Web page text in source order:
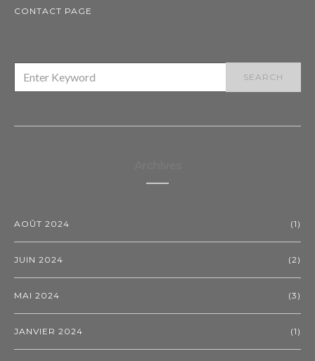
CONTACT PAGE
FOR:
SEARCH
AOÛT 2024 (1)
JUIN 2024 (2)
MAI 2024 (3)
JANVIER 2024 (1)